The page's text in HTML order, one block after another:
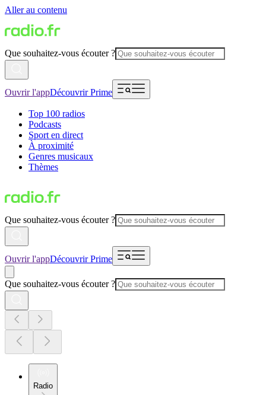
Aller au contenu
Que souhaitez-vous écouter ?
Ouvrir l'appDécouvrir Prime
Top 100 radios
Podcasts
Sport en direct
À proximité
Genres musicaux
Thèmes
Que souhaitez-vous écouter ?
Ouvrir l'appDécouvrir Prime
Que souhaitez-vous écouter ?
Radio